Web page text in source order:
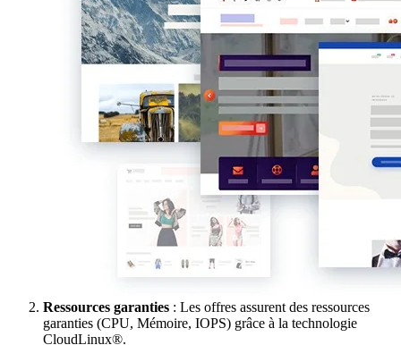
Ressources garanties : Les offres assurent des ressources
garanties (CPU, Mémoire, IOPS) grâce à la technologie
CloudLinux®.